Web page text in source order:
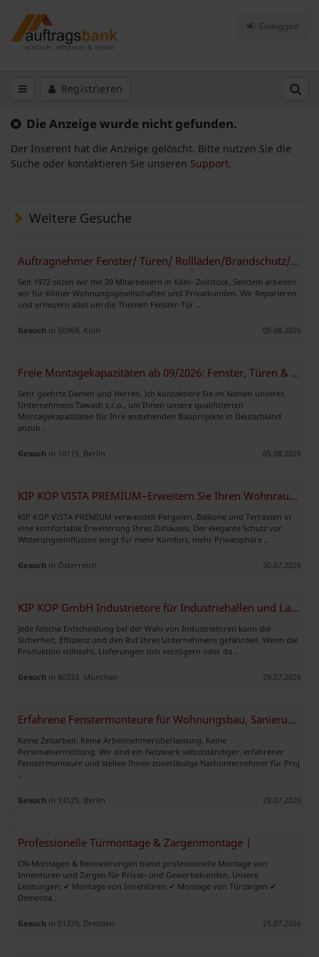
Einloggen
Registrieren
Die Anzeige wurde nicht gefunden.
Der Inserent hat die Anzeige gelöscht. Bitte nutzen Sie die
Suche oder kontaktieren Sie unseren Support.
Weitere Gesuche
Auftragnehmer Fenster/ Türen/ Rollläden/Brandschutz/ Küchen Köln
Seit 1972 sitzen wir mit 20 Mitarbeitern in Köln- Zollstock. Seitdem arbeiten
wir für Kölner Wohnungsgesellschaften und Privatkunden. Wir Reparieren
und erneuern alles um die Themen Fenster-Tür ..
Gesuch in 50969, Köln 05.08.2026
Freie Montagekapazitäten ab 09/2026: Fenster, Türen & VHF-Fassaden
Sehr geehrte Damen und Herren, ich kontaktiere Sie im Namen unseres
Unternehmens Tawash s.r.o., um Ihnen unsere qualifizierten
Montagekapazitäten für Ihre anstehenden Bauprojekte in Deutschland
anzub ..
Gesuch in 10115, Berlin 05.08.2026
KIP KOP VISTA PREMIUM–Erweitern Sie Ihren Wohnraum das ganze Jahr über
KIP KOP VISTA PREMIUM verwandelt Pergolen, Balkone und Terrassen in
eine komfortable Erweiterung Ihres Zuhauses. Der elegante Schutz vor
Witterungseinflüssen sorgt für mehr Komfort, mehr Privatsphäre ..
Gesuch in Österreich 30.07.2026
KIP KOP GmbH Industrietore für Industriehallen und Lager
Jede falsche Entscheidung bei der Wahl von Industrietoren kann die
Sicherheit, Effizienz und den Ruf Ihres Unternehmens gefährden. Wenn die
Produktion stillsteht, Lieferungen sich verzögern oder da ..
Gesuch in 80333, München 29.07.2026
Erfahrene Fenstermonteure für Wohnungsbau, Sanierung und Großprojekte
Keine Zeitarbeit. Keine Arbeitnehmerüberlassung. Keine
Personalvermittlung. Wir sind ein Netzwerk selbstständiger, erfahrener
Fenstermonteure und stellen Ihnen zuverlässige Nachunternehmer für Proj
Gesuch in 13125, Berlin 28.07.2026
Professionelle Türmontage & Zargenmontage |
CN-Montagen & Renovierungen bietet professionelle Montage von
Innentüren und Zargen für Privat- und Gewerbekunden. Unsere
Leistungen: ✔ Montage von Innentüren ✔ Montage von Türzargen ✔
Demonta ..
Gesuch in 01239, Dresden 25.07.2026